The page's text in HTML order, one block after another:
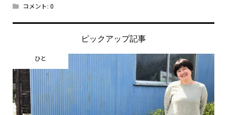
コメント: 0
ピックアップ記事
ひと